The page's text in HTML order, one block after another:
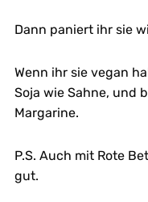
Dann paniert ihr sie
Wenn ihr sie vegan
Soja wie Sahne, und
Margarine.
P.S. Auch mit Rote
gut.